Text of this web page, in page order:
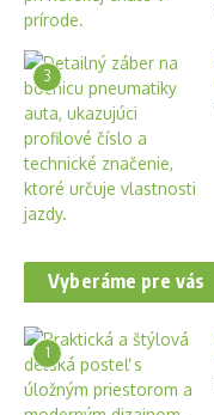
3
Vyberáme pre vás
1